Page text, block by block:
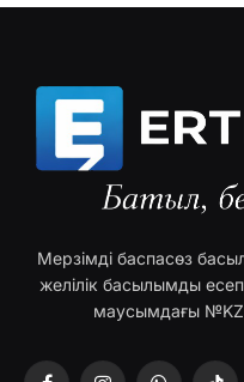
Мерзімді баспасөз
желілік басылымды
маусымдағы